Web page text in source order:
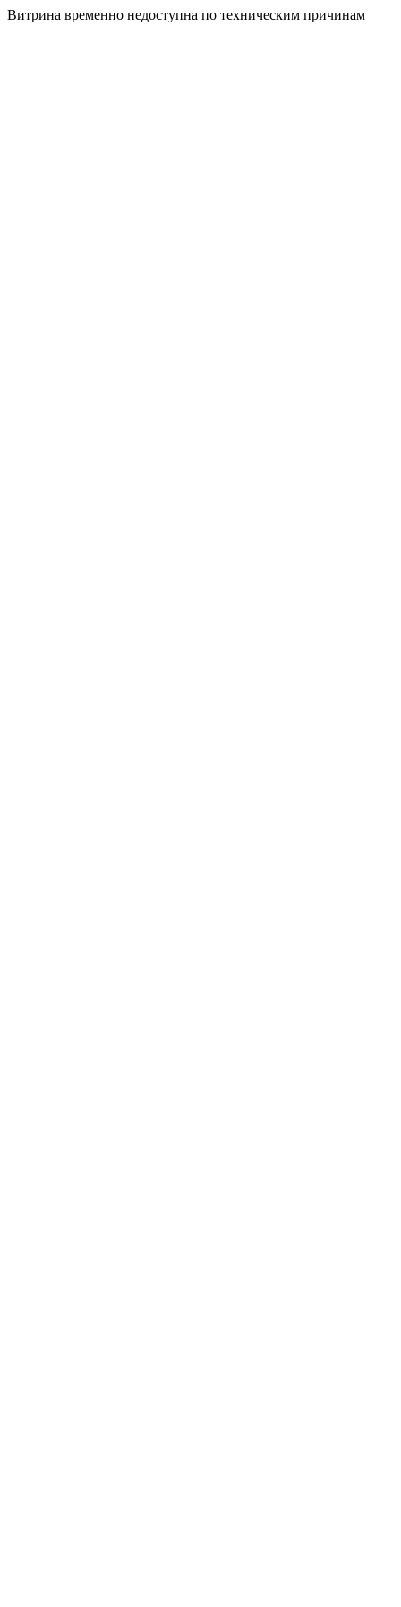
Витрина временно недоступна по техническим причинам